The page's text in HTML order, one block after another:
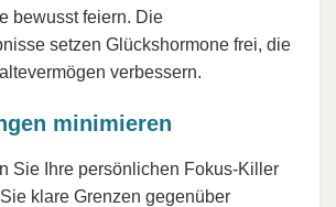
bewusst feiern. Die
setzen Glückshormone frei, die
verbessern.
minimieren
Sie Ihre persönlichen Fokus-Killer
klare Grenzen gegenüber